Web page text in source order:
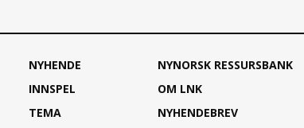
NYHENDE
INNSPEL
TEMA
NYNORSK RESSURSBANK
OM LNK
NYHENDEBREV